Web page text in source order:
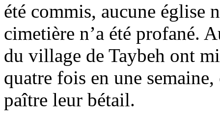
été commis, aucune église
cimetière n’a été profané.
du village de Taybeh ont
quatre fois en une
paître leur bétail.